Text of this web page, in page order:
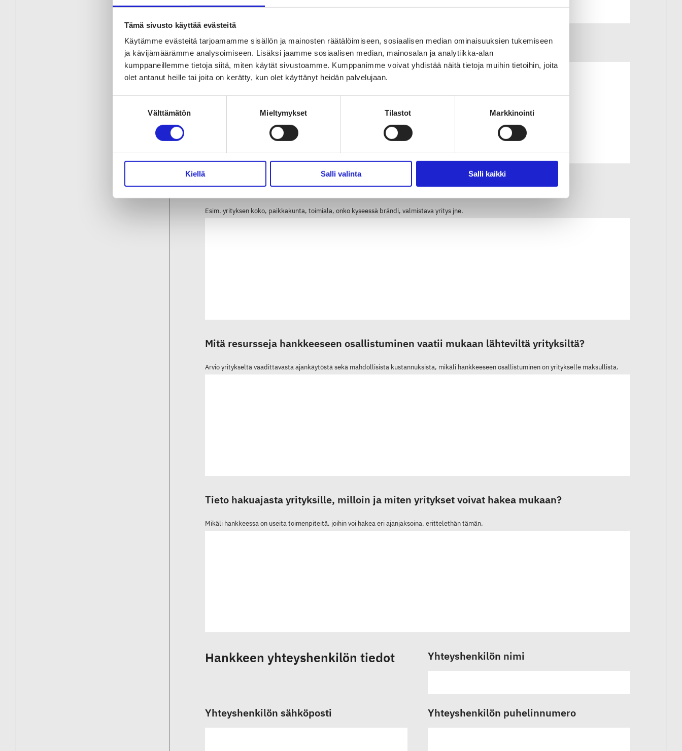
Tämä sivusto käyttää evästeitä
Käytämme evästeitä tarjoamamme sisällön ja mainosten räätälöimiseen, sosiaalisen median ominaisuuksien tukemiseen
ja kävijämäärämme analysoimiseen. Lisäksi jaamme sosiaalisen median, mainosalan ja analytiikka-alan
kumppaneillemme tietoja siitä, miten käytät sivustoamme. Kumppanimme voivat yhdistää näitä tietoja muihin tietoihin, joita
olet antanut heille tai joita on kerätty, kun olet käyttänyt heidän palvelujaan.
Välttämätön Mieltymykset Tilastot Markkinointi
Kiellä Salli valinta Salli kaikki
Mitä hyötyä hankkeeseen osallistumisesta on yrityksille?
Mitä vaatimuksia mukaan otettaville yrityksille on asetettu?
Esim. yrityksen koko, paikkakunta, toimiala, onko kyseessä brändi, valmistava yritys jne.
Mitä resursseja hankkeeseen osallistuminen vaatii mukaan lähteviltä yrityksiltä?
Arvio yritykseltä vaadittavasta ajankäytöstä sekä mahdollisista kustannuksista, mikäli hankkeeseen osallistuminen on yritykselle maksullista.
Tieto hakuajasta yrityksille, milloin ja miten yritykset voivat hakea mukaan?
Mikäli hankkeessa on useita toimenpiteitä, joihin voi hakea eri ajanjaksoina, erittelethän tämän.
Hankkeen yhteyshenkilön tiedot Yhteyshenkilön nimi
Yhteyshenkilön sähköposti Yhteyshenkilön puhelinnumero